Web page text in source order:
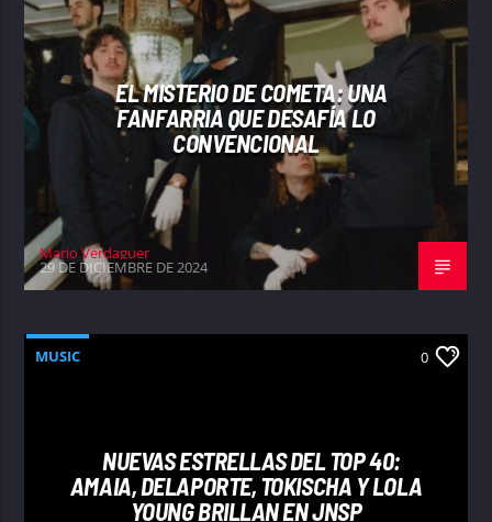
EL MISTERIO DE COMETA: UNA
FANFARRIA QUE DESAFÍA LO
CONVENCIONAL
Mario Verdaguer
29 DE DICIEMBRE DE 2024
MUSIC 0
NUEVAS ESTRELLAS DEL TOP 40:
AMAIA, DELAPORTE, TOKISCHA Y LOLA
YOUNG BRILLAN EN JNSP